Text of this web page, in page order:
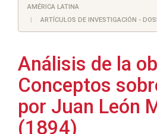
AMÉRICA LATINA
ARTÍCULOS DE INVESTIGACIÓN -
Análisis de la
Conceptos
por Juan León
(1894)